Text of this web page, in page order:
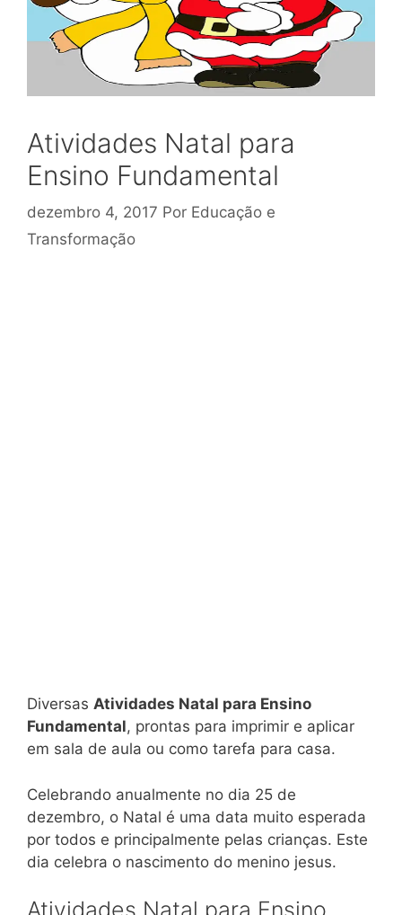
Atividades Natal para
Ensino Fundamental
dezembro 4, 2017 Por Educação e
Transformação
Diversas Atividades Natal para Ensino
Fundamental, prontas para imprimir e aplicar
em sala de aula ou como tarefa para casa.
Celebrando anualmente no dia 25 de
dezembro, o Natal é uma data muito esperada
por todos e principalmente pelas crianças. Este
dia celebra o nascimento do menino jesus.